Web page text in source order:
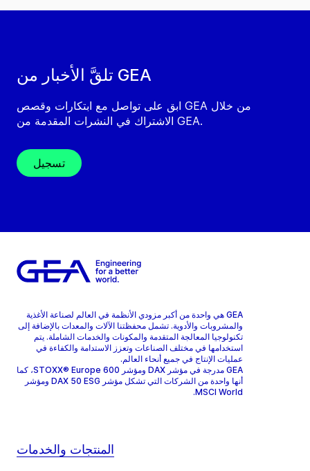
تلقَّ الأخبار من GEA
ابق على تواصل مع ابتكارات وقصص GEA من خلال
الاشتراك في النشرات المقدمة من GEA.
تسجيل
GEA هي واحدة من أكبر مزودي الأنظمة في العالم لصناعة الأغذية
والمشروبات والأدوية. تشمل محفظتنا الآلات والمعدات بالإضافة إلى
تكنولوجيا المعالجة المتقدمة والمكونات والخدمات الشاملة. يتم
استخدامها في مختلف الصناعات وتعزز الاستدامة والكفاءة في
عمليات الإنتاج في جميع أنحاء العالم.
GEA مدرجة في مؤشر DAX ومؤشر STOXX® Europe 600، كما
أنها واحدة من الشركات التي تشكل مؤشر DAX 50 ESG ومؤشر
MSCI World.
المنتجات والخدمات